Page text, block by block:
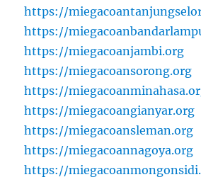
https://
https://
https://miegacoanjambi.org
https://miegacoansorong.org
https://
https://miegacoangianyar.org
https://miegacoansleman.org
https://miegacoannagoya.org
https://